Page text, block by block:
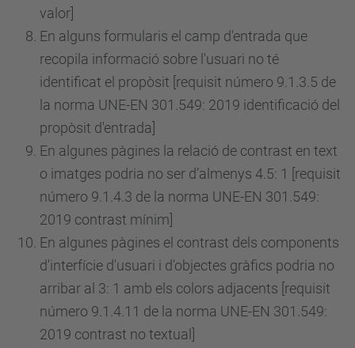
valor]
En alguns formularis el camp d'entrada que
recopila informació sobre l'usuari no té
identificat el propòsit [requisit número 9.1.3.5 de
la norma UNE-EN 301.549: 2019 identificació del
propòsit d'entrada]
En algunes pàgines la relació de contrast en text
o imatges podria no ser d’almenys 4.5: 1 [requisit
número 9.1.4.3 de la norma UNE-EN 301.549:
2019 contrast mínim]
En algunes pàgines el contrast dels components
d'interfície d'usuari i d'objectes gràfics podria no
arribar al 3: 1 amb els colors adjacents [requisit
número 9.1.4.11 de la norma UNE-EN 301.549:
2019 contrast no textual]